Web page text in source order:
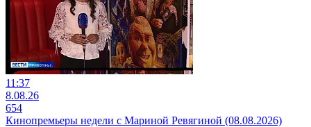
11:37
8.08.26
654
Кинопремьеры недели с Мариной Ревягиной (08.08.2026)